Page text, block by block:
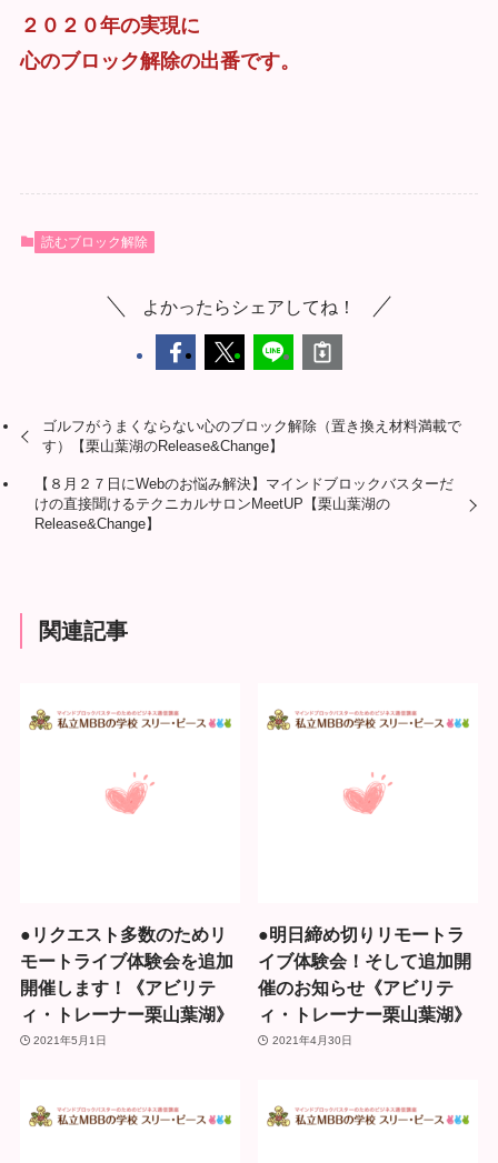
２０２０年の実現に
心のブロック解除の出番です。
読むブロック解除
よかったらシェアしてね！
ゴルフがうまくならない心のブロック解除（置き換え材料満載で
す）【栗山葉湖のRelease&Change】
【８月２７日にWebのお悩み解決】マインドブロックバスターだ
けの直接聞けるテクニカルサロンMeetUP【栗山葉湖の
Release&Change】
関連記事
●リクエスト多数のためリ
モートライブ体験会を追加
開催します！《アビリテ
ィ・トレーナー栗山葉湖》
2021年5月1日
●明日締め切りリモートラ
イブ体験会！そして追加開
催のお知らせ《アビリテ
ィ・トレーナー栗山葉湖》
2021年4月30日